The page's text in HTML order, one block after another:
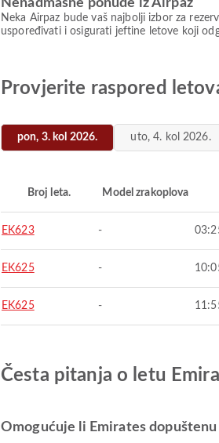
Nenadmašne ponude iz Airpaz
Neka Airpaz bude vaš najbolji izbor za
uspoređivati i osigurati jeftine letove koji
Provjerite raspored
pon, 3. kol 2026. uto, 4. kol 2026.
Broj leta. Model zrakoplova
EK623 -
EK625 -
EK625 -
Česta pitanja o letu
Omogućuje li Emirates